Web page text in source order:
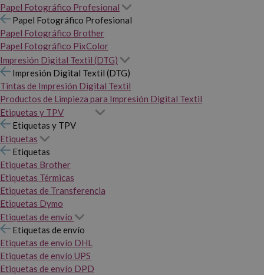
Papel Fotográfico Profesional
Papel Fotográfico Profesional
Papel Fotográfico Brother
Papel Fotográfico PixColor
Impresión Digital Textil (DTG)
Impresión Digital Textil (DTG)
Tintas de Impresión Digital Textil
Productos de Limpieza para Impresión Digital Textil
Etiquetas y TPV
Etiquetas y TPV
Etiquetas
Etiquetas
Etiquetas Brother
Etiquetas Térmicas
Etiquetas de Transferencia
Etiquetas Dymo
Etiquetas de envío
Etiquetas de envío
Etiquetas de envío DHL
Etiquetas de envío UPS
Etiquetas de envío DPD